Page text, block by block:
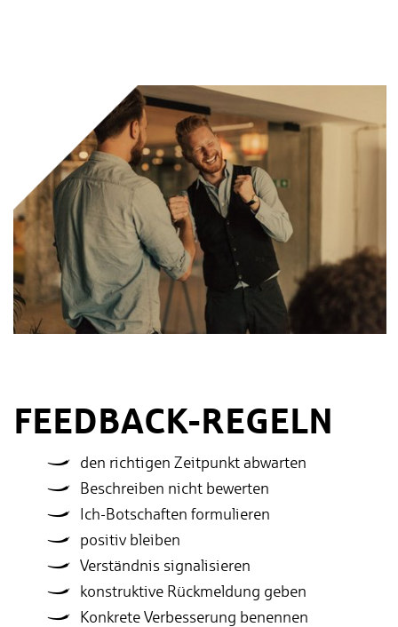
FEEDBACK-REGELN
den richtigen Zeitpunkt abwarten
Beschreiben nicht bewerten
Ich-Botschaften formulieren
positiv bleiben
Verständnis signalisieren
konstruktive Rückmeldung geben
Konkrete Verbesserung benennen